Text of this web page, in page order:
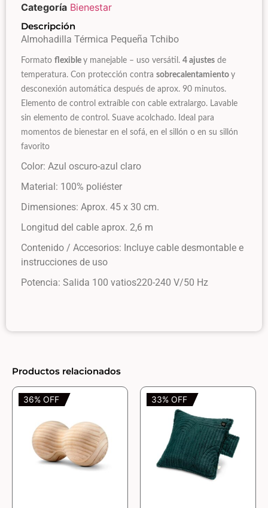
Categoría Bienestar
Descripción
Almohadilla Térmica Pequeña Tchibo
Formato flexible y manejable – uso versátil. 4 ajustes de
temperatura. Con protección contra sobrecalentamiento y
desconexión automática después de aprox. 90 minutos.
Elemento de control extraíble con cable extralargo. Lavable
sin elemento de control. Suave acolchado. Ideal para
momentos de bienestar en el sofá, en el sillón o en su sillón
favorito
Color: Azul oscuro-azul claro
Material: 100% poliéster
Dimensiones: Aprox. 45 x 30 cm.
Longitud del cable aprox. 2,6 m
Contenido / Accesorios: Incluye cable desmontable e
instrucciones de uso
Potencia: Salida 100 vatios220-240 V/50 Hz
Productos relacionados
36% OFF 33% OFF